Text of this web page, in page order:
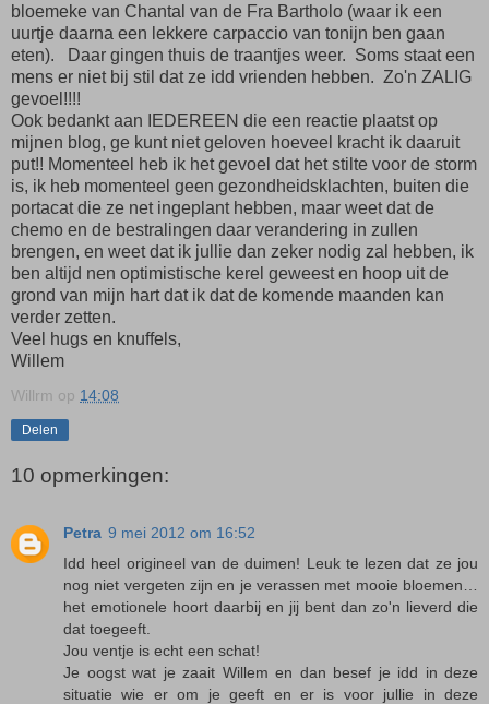
bloemeke van Chantal van de Fra Bartholo (waar ik een
uurtje daarna een lekkere carpaccio van tonijn ben gaan
eten). Daar gingen thuis de traantjes weer. Soms staat een
mens er niet bij stil dat ze idd vrienden hebben. Zo'n ZALIG
gevoel!!!!
Ook bedankt aan IEDEREEN die een reactie plaatst op
mijnen blog, ge kunt niet geloven hoeveel kracht ik daaruit
put!! Momenteel heb ik het gevoel dat het stilte voor de storm
is, ik heb momenteel geen gezondheidsklachten, buiten die
portacat die ze net ingeplant hebben, maar weet dat de
chemo en de bestralingen daar verandering in zullen
brengen, en weet dat ik jullie dan zeker nodig zal hebben, ik
ben altijd nen optimistische kerel geweest en hoop uit de
grond van mijn hart dat ik dat de komende maanden kan
verder zetten.
Veel hugs en knuffels,
Willem
Willrm op 14:08
Delen
10 opmerkingen:
Petra 9 mei 2012 om 16:52
Idd heel origineel van de duimen! Leuk te lezen dat ze jou
nog niet vergeten zijn en je verassen met mooie bloemen…
het emotionele hoort daarbij en jij bent dan zo'n lieverd die
dat toegeeft.
Jou ventje is echt een schat!
Je oogst wat je zaait Willem en dan besef je idd in deze
situatie wie er om je geeft en er is voor jullie in deze